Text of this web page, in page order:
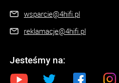
wsparcie@4hifi.pl
reklamacje@4hifi.pl
Jesteśmy na: